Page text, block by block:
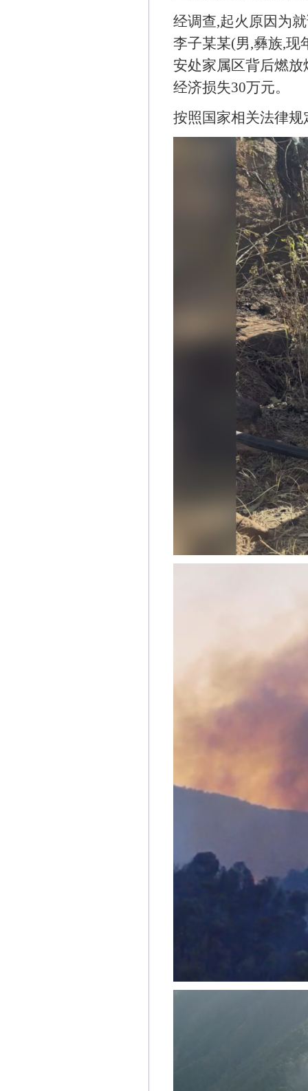
经调查,起火原因为
李子某某(男,彝族,现
安处家属区背后燃
经济损失30万元。
按照国家相关法律